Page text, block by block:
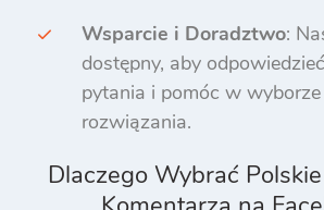
Wsparcie i Doradztwo:
dostępny, aby
pytania i pomóc w
rozwiązania.
Dlaczego Wybrać